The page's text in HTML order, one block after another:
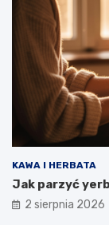
KAWA I HERBATA
Jak parzyć
2 sierpnia 2026